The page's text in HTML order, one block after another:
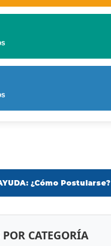
¿Cómo Postularse?
CATEGORÍA